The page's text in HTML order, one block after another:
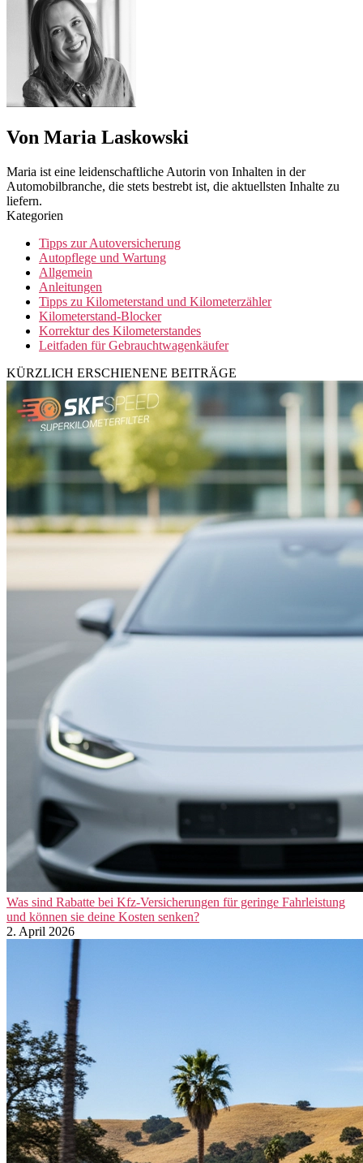
Von Maria Laskowski
Maria ist eine leidenschaftliche Autorin von Inhalten in der
Automobilbranche, die stets bestrebt ist, die aktuellsten Inhalte zu
liefern.
Kategorien
Tipps zur Autoversicherung
Autopflege und Wartung
Allgemein
Anleitungen
Tipps zu Kilometerstand und Kilometerzähler
Kilometerstand-Blocker
Korrektur des Kilometerstandes
Leitfaden für Gebrauchtwagenkäufer
KÜRZLICH ERSCHIENENE BEITRÄGE
Was sind Rabatte bei Kfz-Versicherungen für geringe Fahrleistung
und können sie deine Kosten senken?
2. April 2026